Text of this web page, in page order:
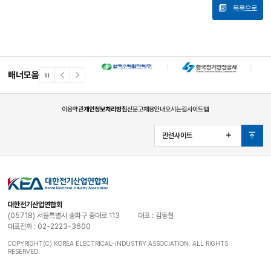
목록으로
배너모음
일
이
너
다
너
이용약관개인정보처리방침신문고채용안내오시는길사이트맵
관련사이트
열
기
맨
위
로
대한전기산업연합회
(05718) 서울특별시 송파구 중대로 113
대표 : 김동철
대표전화 : 02-2223-3600
COPYRIGHT(C) KOREA ELECTRICAL-INDUSTRY ASSOCIATION. ALL RIGHTS
RESERVED.